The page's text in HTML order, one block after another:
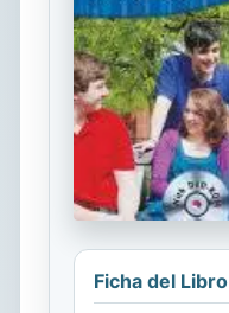
Ficha del Libro